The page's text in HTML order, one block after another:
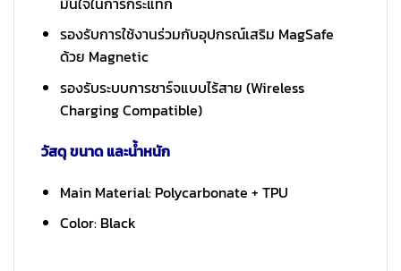
รองรับการใช้งานร่วมกับอุปกรณ์เสริม MagSafe
ด้วย Magnetic
รองรับระบบการชาร์จแบบไร้สาย (Wireless
Charging Compatible)
วัสดุ ขนาด และน้ำหนัก
Main Material: Polycarbonate + TPU
Color: Black